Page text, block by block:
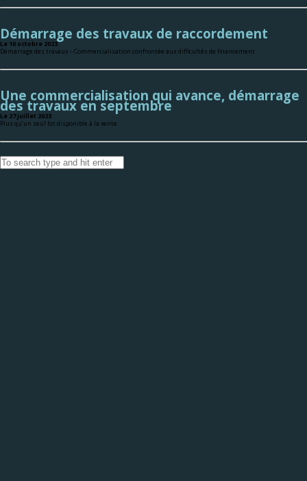
Démarrage des travaux de raccordement
Le 10 octobre 2023
Démarrage des travaux – Commercialisation confrontée aux difficultés de financement
Une commercialisation qui avance, démarrage
des travaux en septembre
Le 27 juillet 2023
Plus qu’un seul lot disponible à la vente